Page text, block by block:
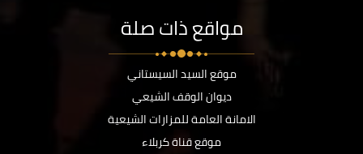
مواقع ذات صلة
موقع السيد السيستاني
ديوان الوقف الشيعي
الامانة العامة للمزارات الشيعية
موقع قناة كربلاء